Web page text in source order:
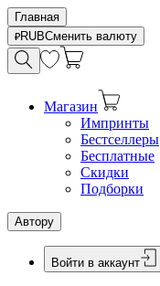
Главная
RUBСменить валюту
Магазин
Импринты
Бестселлеры
Бесплатные
Скидки
Подборки
Автору
Войти в аккаунт